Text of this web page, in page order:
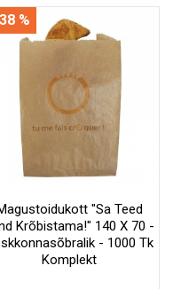
"Sa Teed
Krõbistama!" 140 X 70 -
- 1000 Tk
Komplekt
%